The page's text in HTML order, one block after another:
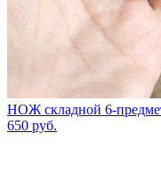
НОЖ складной 6-
650 руб.